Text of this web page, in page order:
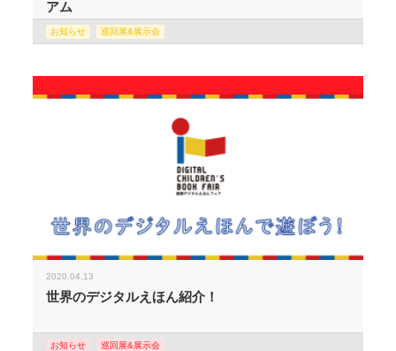
アム
お知らせ 巡回展&展示会
2020.04.13
世界のデジタルえほん紹介！
お知らせ 巡回展&展示会